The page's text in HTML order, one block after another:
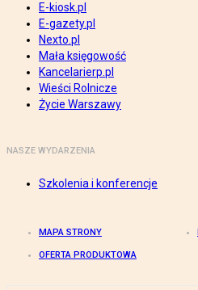
E-kiosk.pl
E-gazety.pl
Nexto.pl
Mała księgowość
Kancelarierp.pl
Wieści Rolnicze
Życie Warszawy
NASZE WYDARZENIA
Szkolenia i konferencje
MAPA STRONY
OFERTA PRODUKTOWA